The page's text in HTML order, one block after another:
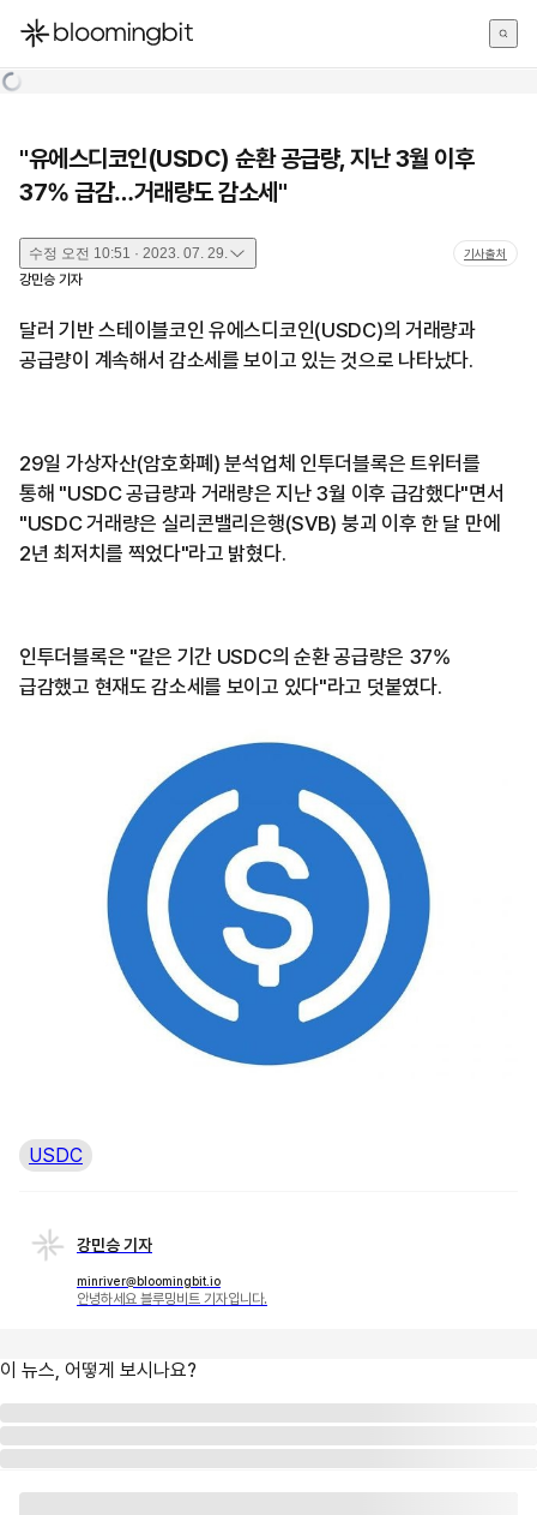
한국어
"유에스디코인(USDC) 순환 공급량, 지난 3월 이후
37% 급감…거래량도 감소세"
수정 오전 10:51 · 2023. 07. 29. 기사출처
강민승 기자
달러 기반 스테이블코인 유에스디코인(USDC)의 거래량과
공급량이 계속해서 감소세를 보이고 있는 것으로 나타났다.
29일 가상자산(암호화폐) 분석업체 인투더블록은 트위터를
통해 "USDC 공급량과 거래량은 지난 3월 이후 급감했다"면서
"USDC 거래량은 실리콘밸리은행(SVB) 붕괴 이후 한 달 만에
2년 최저치를 찍었다"라고 밝혔다.
인투더블록은 "같은 기간 USDC의 순환 공급량은 37%
급감했고 현재도 감소세를 보이고 있다"라고 덧붙였다.
USDC
강민승 기자
minriver@bloomingbit.io
안녕하세요 블루밍비트 기자입니다.
이 뉴스, 어떻게 보시나요?